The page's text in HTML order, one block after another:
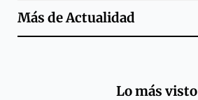
Más deActualidad
Lo más visto